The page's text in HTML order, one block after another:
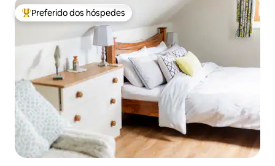
Entre os melhores preferidos dos hóspedes
Preferido dos hóspedes